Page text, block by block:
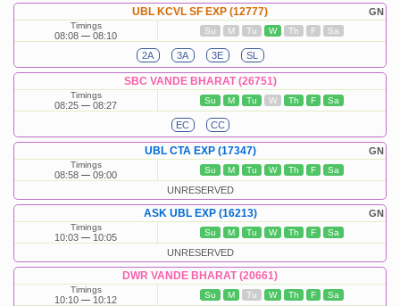
GN
UBL KCVL SF EXP (12777)
Timings
08:08 08:10 Su M Tu W Th F Sa
2A 3A 3E SL
SBC VANDE BHARAT (26751)
Timings
08:25 08:27 Su M Tu W Th F Sa
EC CC
GN
UBL CTA EXP (17347)
Timings
08:58 09:00 Su M Tu W Th F Sa
UNRESERVED
GN
ASK UBL EXP (16213)
Timings
10:03 10:05 Su M Tu W Th F Sa
UNRESERVED
DWR VANDE BHARAT (20661)
Timings
10:10 10:12 Su M Tu W Th F Sa